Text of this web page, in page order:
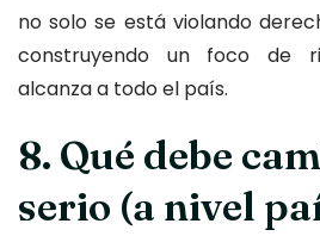
no solo se está violando
construyendo un foco de
alcanza a todo el país.
8. Qué debe
serio (a nivel